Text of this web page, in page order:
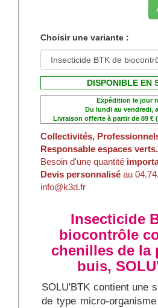
Choisir une variante :
DISPONIBLE EN
Expédition le jour
Du lundi au vendredi,
Livraison offerte à partir de 89 €
Collectivités,
Responsable espaces
Besoin d'une quantité
Devis personnalisé au
info@k3d.fr
Insecticide
biocontrôle
chenilles de la
buis,
SOLU'BTK contient une
de type micro-